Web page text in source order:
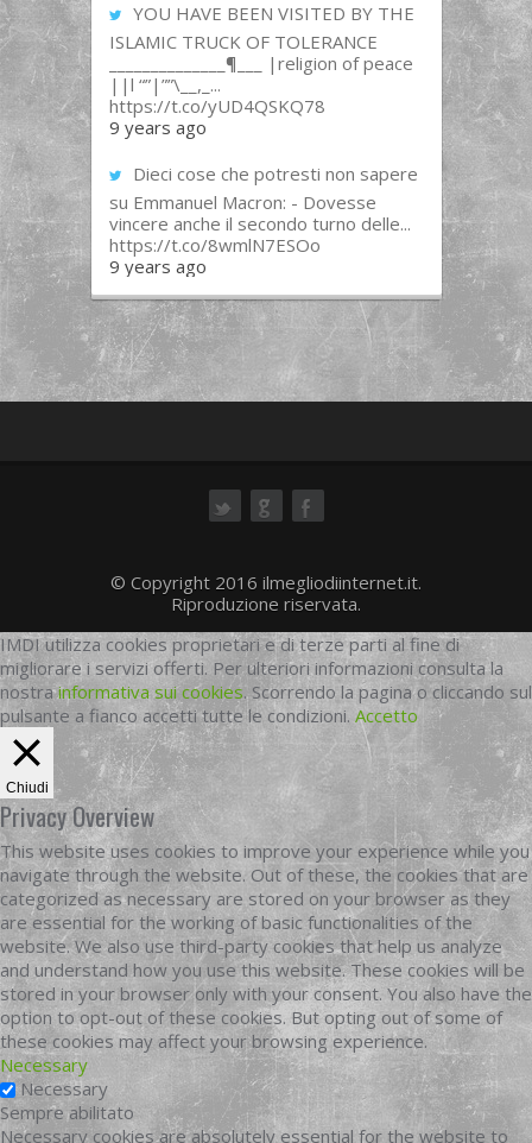
YOU HAVE BEEN VISITED BY THE
ISLAMIC TRUCK OF TOLERANCE
______________¶___ |religion of peace
||l “”|””\__,_...
https://t.co/yUD4QSKQ78
9 years ago
Dieci cose che potresti non sapere
su Emmanuel Macron: - Dovesse
vincere anche il secondo turno delle...
https://t.co/8wmlN7ESOo
9 years ago
© Copyright 2016 ilmegliodiinternet.it.
Riproduzione riservata.
IMDI utilizza cookies proprietari e di terze parti al fine di
migliorare i servizi offerti. Per ulteriori informazioni consulta la
nostrainformativa sui cookies. Scorrendo la pagina o cliccando sul
pulsante a fianco accetti tutte le condizioni. Accetto
Chiudi
Privacy Overview
This website uses cookies to improve your experience while you
navigate through the website. Out of these, the cookies that are
categorized as necessary are stored on your browser as they
are essential for the working of basic functionalities of the
website. We also use third-party cookies that help us analyze
and understand how you use this website. These cookies will be
stored in your browser only with your consent. You also have the
option to opt-out of these cookies. But opting out of some of
these cookies may affect your browsing experience.
Necessary
Necessary
Sempre abilitato
Necessary cookies are absolutely essential for the website to